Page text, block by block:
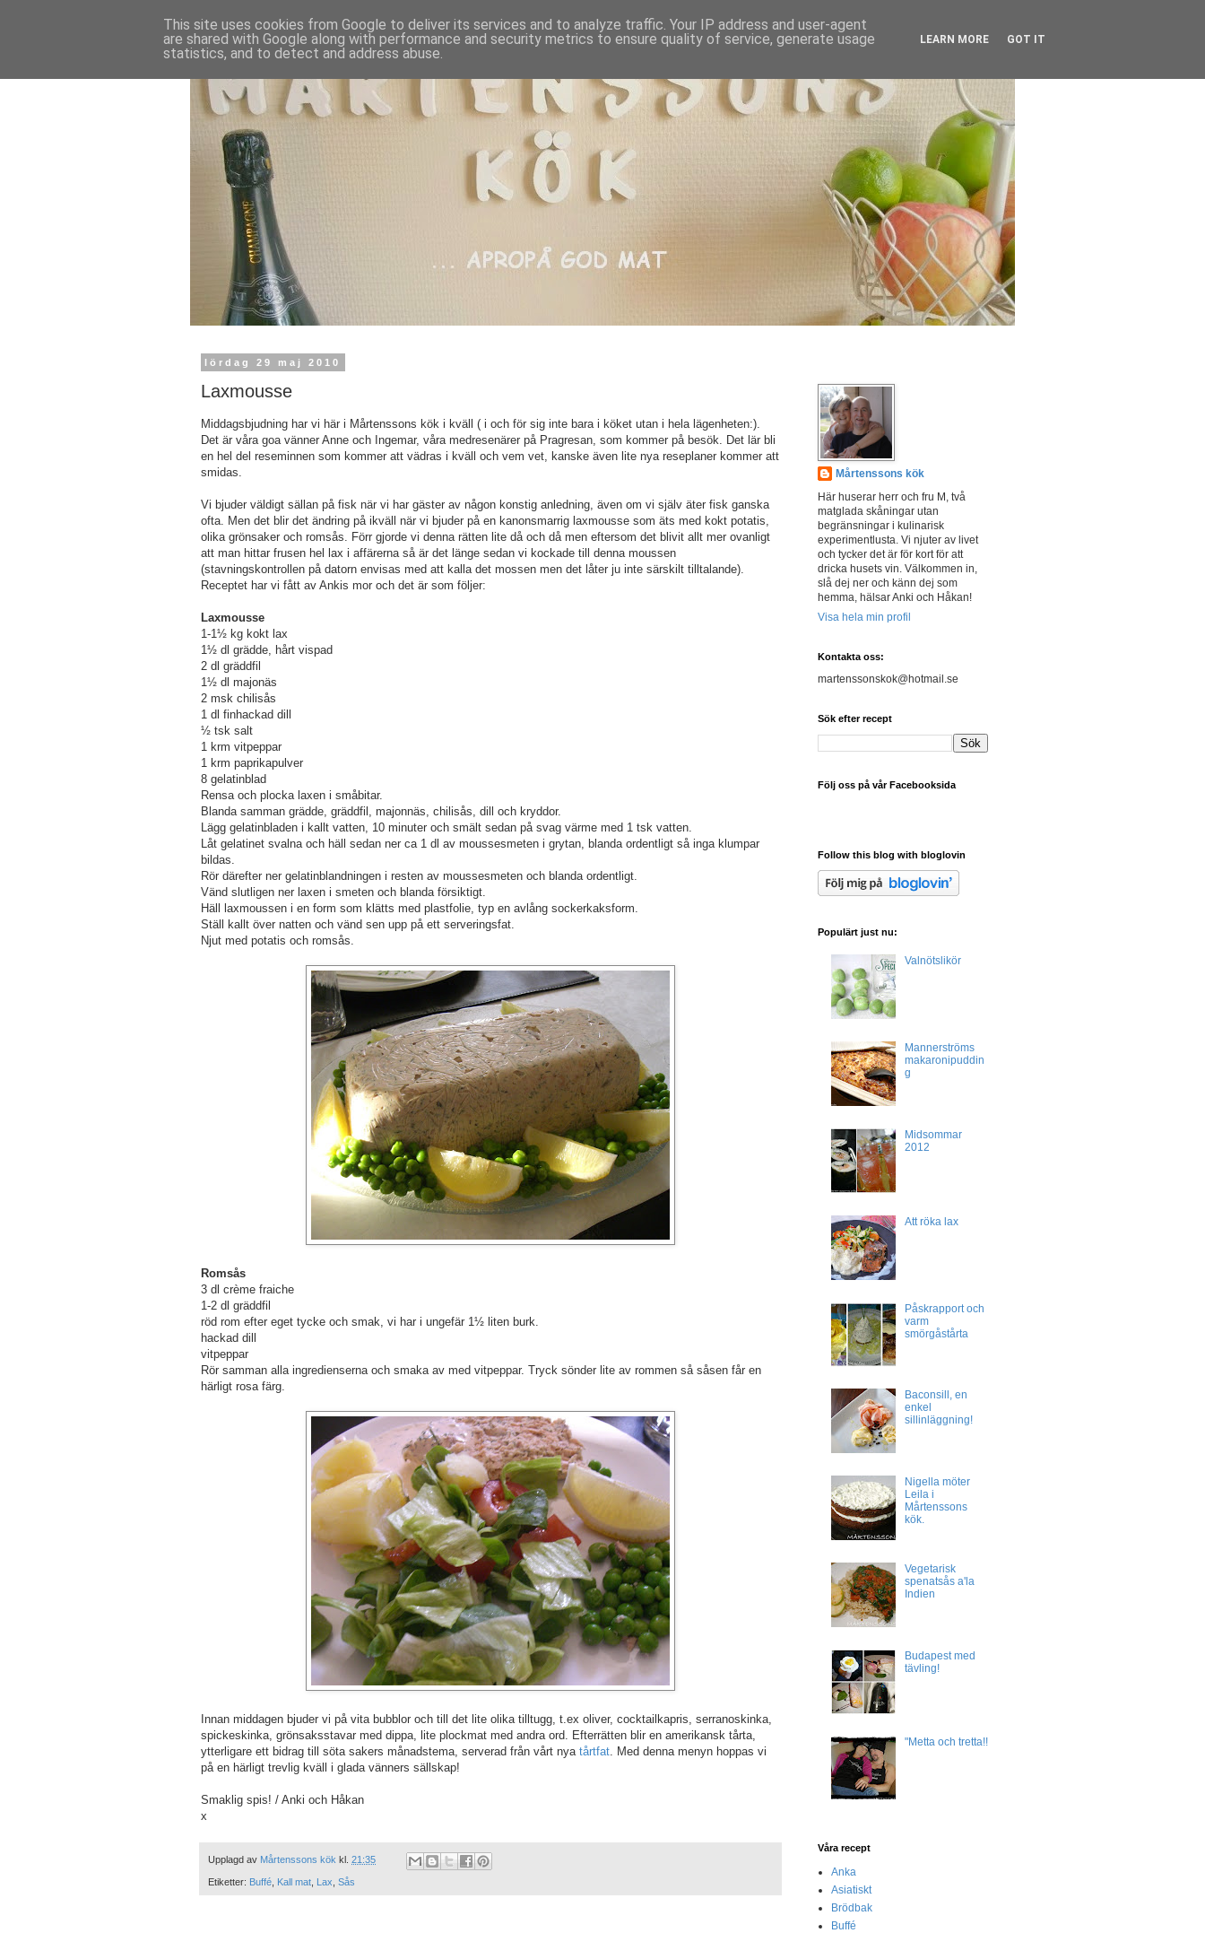
lördag 29 maj 2010
Laxmousse
Middagsbjudning har vi här i Mårtenssons kök i kväll ( i och för sig inte bara i köket utan i hela lägenheten:).
Det är våra goa vänner Anne och Ingemar, våra medresenärer på Pragresan, som kommer på besök. Det lär bli
en hel del reseminnen som kommer att vädras i kväll och vem vet, kanske även lite nya reseplaner kommer att
smidas.
Vi bjuder väldigt sällan på fisk när vi har gäster av någon konstig anledning, även om vi själv äter fisk ganska
ofta. Men det blir det ändring på ikväll när vi bjuder på en kanonsmarrig laxmousse som äts med kokt potatis,
olika grönsaker och romsås. Förr gjorde vi denna rätten lite då och då men eftersom det blivit allt mer ovanligt
att man hittar frusen hel lax i affärerna så är det länge sedan vi kockade till denna moussen
(stavningskontrollen på datorn envisas med att kalla det mossen men det låter ju inte särskilt tilltalande).
Receptet har vi fått av Ankis mor och det är som följer:
Laxmousse
1-1½ kg kokt lax
1½ dl grädde, hårt vispad
2 dl gräddfil
1½ dl majonäs
2 msk chilisås
1 dl finhackad dill
½ tsk salt
1 krm vitpeppar
1 krm paprikapulver
8 gelatinblad
Rensa och plocka laxen i småbitar.
Blanda samman grädde, gräddfil, majonnäs, chilisås, dill och kryddor.
Lägg gelatinbladen i kallt vatten, 10 minuter och smält sedan på svag värme med 1 tsk vatten.
Låt gelatinet svalna och häll sedan ner ca 1 dl av moussesmeten i grytan, blanda ordentligt så inga klumpar
bildas.
Rör därefter ner gelatinblandningen i resten av moussesmeten och blanda ordentligt.
Vänd slutligen ner laxen i smeten och blanda försiktigt.
Häll laxmoussen i en form som klätts med plastfolie, typ en avlång sockerkaksform.
Ställ kallt över natten och vänd sen upp på ett serveringsfat.
Njut med potatis och romsås.
Romsås
3 dl crème fraiche
1-2 dl gräddfil
röd rom efter eget tycke och smak, vi har i ungefär 1½ liten burk.
hackad dill
vitpeppar
Rör samman alla ingredienserna och smaka av med vitpeppar. Tryck sönder lite av rommen så såsen får en
härligt rosa färg.
Innan middagen bjuder vi på vita bubblor och till det lite olika tilltugg, t.ex oliver, cocktailkapris, serranoskinka,
spickeskinka, grönsaksstavar med dippa, lite plockmat med andra ord. Efterrätten blir en amerikansk tårta,
ytterligare ett bidrag till söta sakers månadstema, serverad från vårt nya tårtfat. Med denna menyn hoppas vi
på en härligt trevlig kväll i glada vänners sällskap!
Smaklig spis! / Anki och Håkan
x
Upplagd av Mårtenssons kök kl. 21:35
Etiketter: Buffé Kall mat Lax Sås
Mårtenssons kök
Här huserar herr och fru M, två
matglada skåningar utan
begränsningar i kulinarisk
experimentlusta. Vi njuter av livet
och tycker det är för kort för att
dricka husets vin. Välkommen in,
slå dej ner och känn dej som
hemma, hälsar Anki och Håkan!
Visa hela min profil
Kontakta oss:
martenssonskok@hotmail.se
Sök efter recept
Följ oss på vår Facebooksida
Follow this blog with bloglovin
Populärt just nu:
Valnötslikör
Mannerströms
makaronipuddin
g
Midsommar
2012
Att röka lax
Påskrapport och
varm
smörgåstårta
Baconsill, en
enkel
sillinläggning!
Nigella möter
Leila i
Mårtenssons
kök.
Vegetarisk
spenatsås a'la
Indien
Budapest med
tävling!
"Metta och tretta!!
Våra recept
Anka
Asiatiskt
Brödbak
Buffé
This site uses cookies from Google to deliver its services and to analyze traffic. Your IP address and user-agent
are shared with Google along with performance and security metrics to ensure quality of service, generate usage
statistics, and to detect and address abuse.
LEARN MORE GOT IT